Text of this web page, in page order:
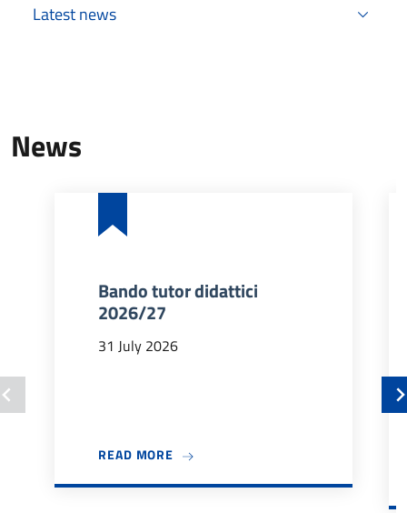
Latest news
News
Bando tutor didattici
2026/27
31 July 2026
READ MORE ABOUT BANDO TUTOR DIDATTICI